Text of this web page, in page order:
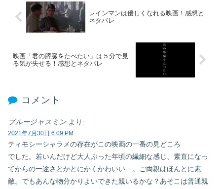
レインマンは優しくなれる映画！感想と
ネタバレ
映画「君の膵臓をたべたい」は５分で見
る気が失せる！感想とネタバレ
コメント
ブルージャスミン より:
2021年7月30日 6:09 PM
ティモシーシャラメの存在がこの映画の一番の見どころ
でした。若いんだけど大人ぶった年頃の繊細な感じ、素直になっ
てからの一途さとかとにかくかわいい…。ご両親はほんとに素
敵。でもあんな物分かりよいできた親いるかな？あそこは普通親